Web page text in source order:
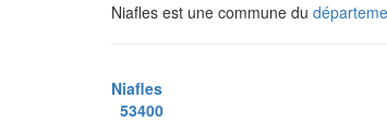
Niafles est une commune du
Niafles
53400